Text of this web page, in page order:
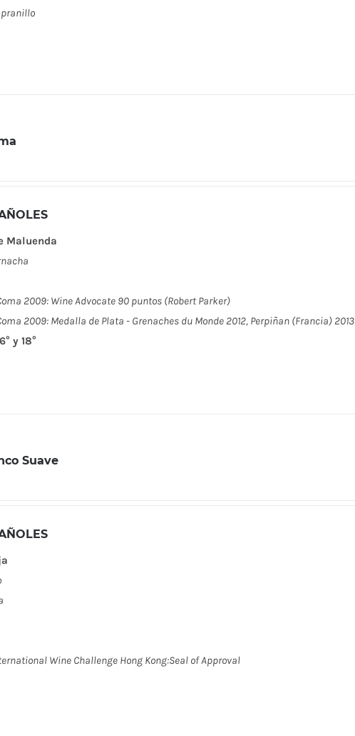
Maluenda
2009: Wine Advocate 90 puntos (Robert Parker)
2009: Medalla de Plata - Grenaches du Monde 2012, Perpiñan (Francia) 2013
y 18°
Suave
Wine Challenge Hong Kong:Seal of Approval